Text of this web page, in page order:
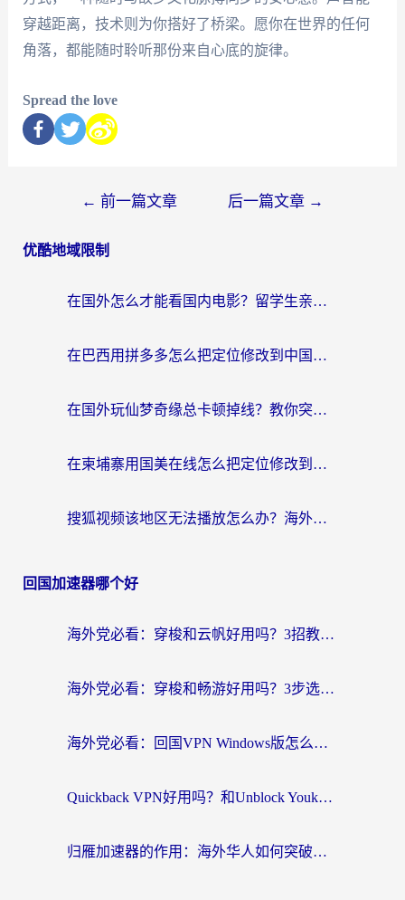
穿越距离，技术则为你搭好了桥梁。愿你在世界的任何
角落，都能随时聆听那份来自心底的旋律。
Spread the love
← 前一篇文章 后一篇文章 →
优酷地域限制
在国外怎么才能看国内电影？留学生亲测有效的地域限制突破指南
在巴西用拼多多怎么把定位修改到中国国内？3步解决海外党痛点，附芒果TV伊对可用攻略
在国外玩仙梦奇缘总卡顿掉线？教你突破限制+搞定追剧查诉讼的实用攻略
在柬埔寨用国美在线怎么把定位修改到中国国内？3个海外生活痛点一次解决
搜狐视频该地区无法播放怎么办？海外党亲测有效的回国加速指南
回国加速器哪个好
海外党必看：穿梭和云帆好用吗？3招教你选对回国加速器（附PTT翻墙+QuickbackFly2CN对比）
海外党必看：穿梭和畅游好用吗？3步选对回国加速器，无缝刷国内剧玩国服
海外党必看：回国VPN Windows版怎么选？3步找到最适合你的无缝访问方案
Quickback VPN好用吗？和Unblock YoukuVPN对比哪个回国效果更好？海外党无缝访问国内资源的实用指南
归雁加速器的作用：海外华人如何突破地域限制，无缝拥抱国内资源？